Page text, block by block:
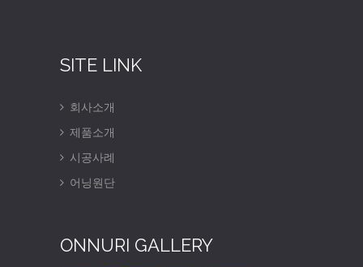
SITE LINK
회사소개
제품소개
시공사례
어닝원단
ONNURI GALLERY